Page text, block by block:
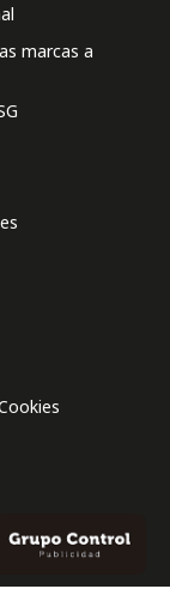
marcas a